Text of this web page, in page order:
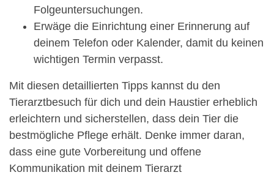
Folgeuntersuchungen.
Erwäge die Einrichtung einer Erinnerung auf
deinem Telefon oder Kalender, damit du keinen
wichtigen Termin verpasst.
Mit diesen detaillierten Tipps kannst du den
Tierarztbesuch für dich und dein Haustier erheblich
erleichtern und sicherstellen, dass dein Tier die
bestmögliche Pflege erhält. Denke immer daran,
dass eine gute Vorbereitung und offene
Kommunikation mit deinem Tierarzt